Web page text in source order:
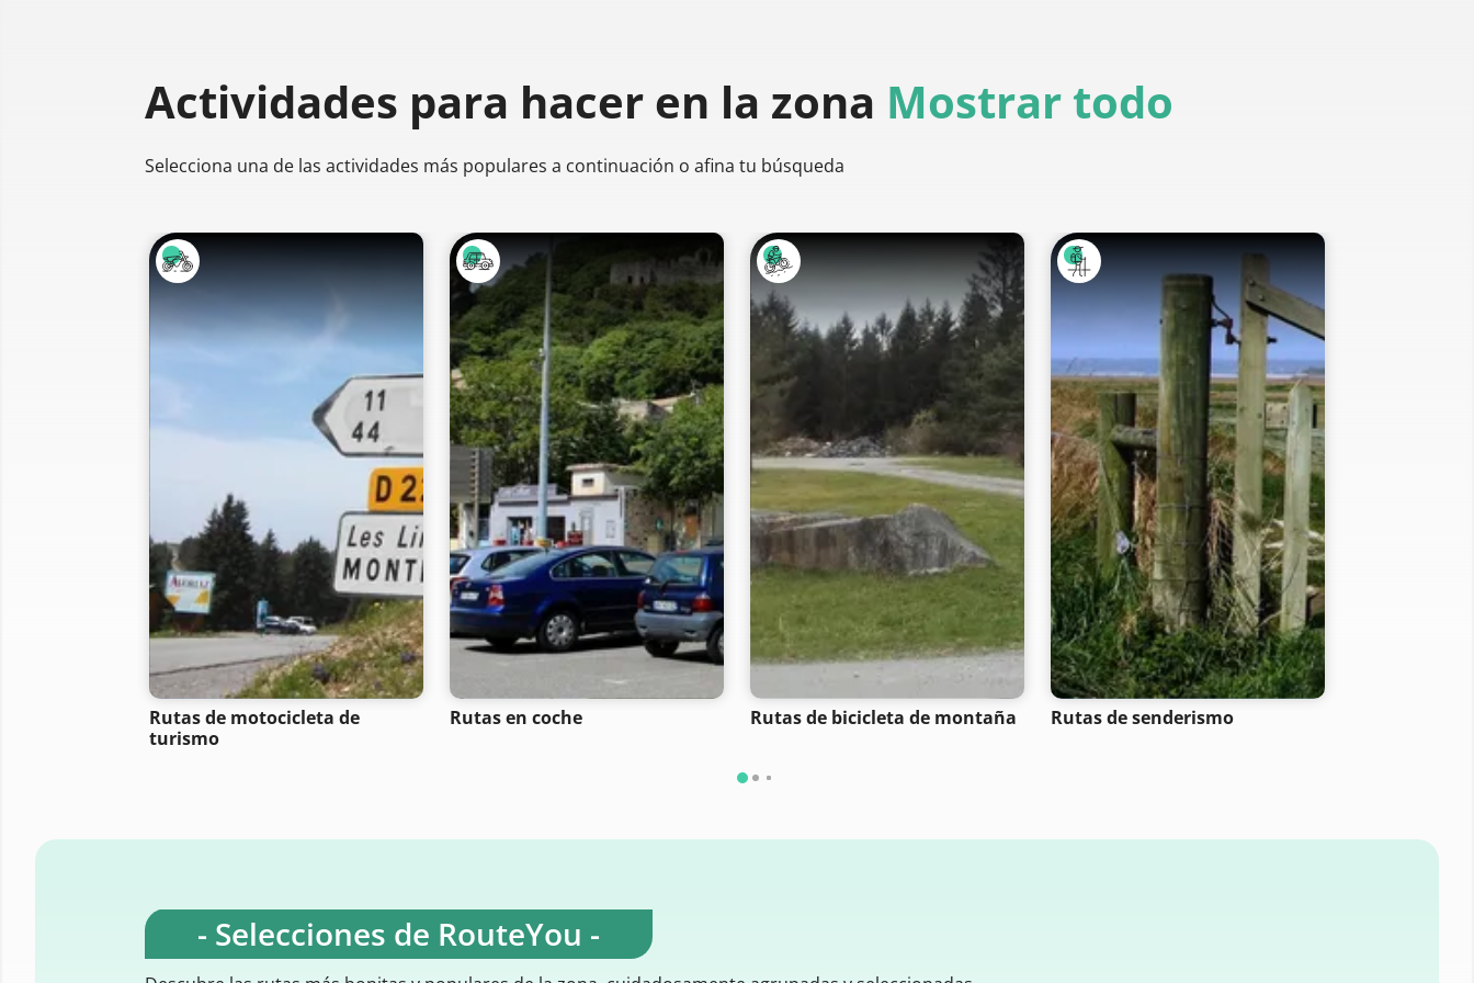
Actividades para hacer en la zona Mostrar todo
Selecciona una de las actividades más populares a continuación o afina tu búsqueda
Rutas de motocicleta de
turismo
Rutas en coche Rutas de bicicleta de montaña Rutas de senderismo
- Selecciones de RouteYou -